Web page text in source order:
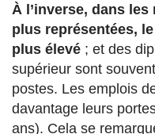
À l’inverse, dans
plus représentées,
plus élevé ; et des
supérieur sont
postes. Les emplois
davantage leurs
ans). Cela se